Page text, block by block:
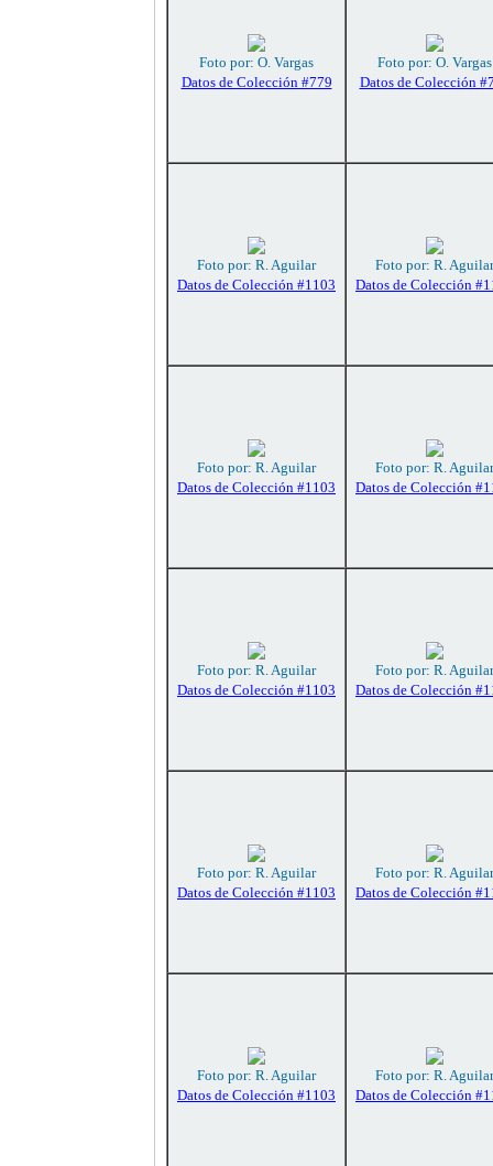
Foto por: O. Vargas
Datos de Colección #779
Foto por: O. Vargas
Datos de Colección
Foto por: R. Aguilar
Datos de Colección #1103
Foto por: R. Aguilar
Datos de Colección
Foto por: R. Aguilar
Datos de Colección #1103
Foto por: R. Aguilar
Datos de Colección
Foto por: R. Aguilar
Datos de Colección #1103
Foto por: R. Aguilar
Datos de Colección
Foto por: R. Aguilar
Datos de Colección #1103
Foto por: R. Aguilar
Datos de Colección
Foto por: R. Aguilar
Datos de Colección #1103
Foto por: R. Aguilar
Datos de Colección